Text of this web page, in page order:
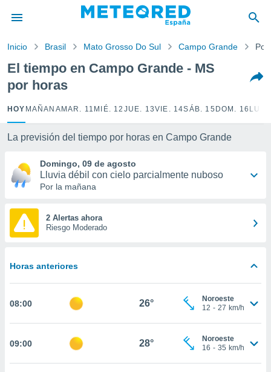
por
para
la
calidad.
a este
las
y
forma
basada
permite
seguir
coste.
botón
a la
Inicio Brasil Mato Grosso Do Sul Campo Grande Por
El tiempo en Campo Grande - MS
por horas
HOY MAÑANA MAR. 11 MIÉ. 12 JUE. 13VIE. 14SÁB. 15 DOM. 16
La previsión del tiempo por horas en Campo Grande
Domingo, 09 de agosto
Lluvia débil con cielo parcialmente nuboso
Por la mañana
2 Alertas ahora
Riesgo Moderado
Horas anteriores
08:00 26°
Noroeste
12 - 27 km/h
09:00 28°
Noroeste
16 - 35 km/h